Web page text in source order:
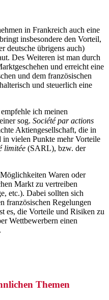
in Frankreich auch eine
insbesondere den Vorteil,
deutsche übrigens auch)
Des Weiteren ist man durch
und erreicht eine
und dem französischen
und steuerlich eine
ich meinen
sog. Société par actions
Aktiengesellschaft, die in
vielen Punkte mehr Vorteile
limitée (SARL), bzw. der
Waren oder
Markt zu vertreiben
etc.). Dabei sollten sich
französischen Regelungen
es, die Vorteile und Risiken zu
Wettbewerbern einen
Themen